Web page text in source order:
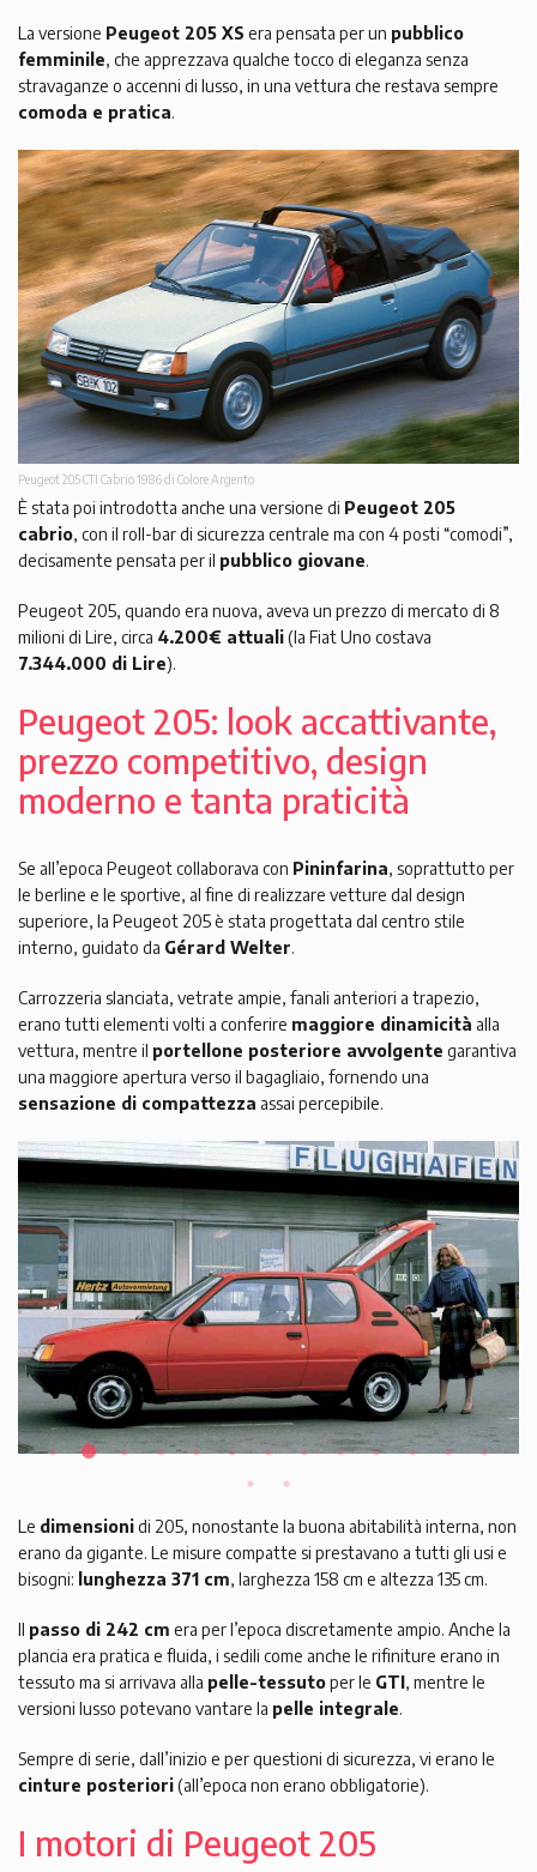
La versione Peugeot 205 XS era pensata per un pubblico
femminile, che apprezzava qualche tocco di eleganza senza
stravaganze o accenni di lusso, in una vettura che restava sempre
comoda e pratica.
Peugeot 205 CTI Cabrio 1986 di Colore Argento
È stata poi introdotta anche una versione di Peugeot 205
cabrio, con il roll-bar di sicurezza centrale ma con 4 posti “comodi”,
decisamente pensata per il pubblico giovane.
Peugeot 205, quando era nuova, aveva un prezzo di mercato di 8
milioni di Lire, circa 4.200€ attuali(la Fiat Uno costava
7.344.000 di Lire).
Peugeot 205: look accattivante,
prezzo competitivo, design
moderno e tanta praticità
Se all’epoca Peugeot collaborava con Pininfarina, soprattutto per
le berline e le sportive, al fine di realizzare vetture dal design
superiore, la Peugeot 205 è stata progettata dal centro stile
interno, guidato da Gérard Welter.
Carrozzeria slanciata, vetrate ampie, fanali anteriori a trapezio,
erano tutti elementi volti a conferire maggiore dinamicità alla
vettura, mentre il portellone posteriore avvolgente garantiva
una maggiore apertura verso il bagagliaio, fornendo una
sensazione di compattezza assai percepibile.
Le dimensionidi 205, nonostante la buona abitabilità interna, non
erano da gigante. Le misure compatte si prestavano a tutti gli usi e
bisogni: lunghezza 371 cm, larghezza 158 cm e altezza 135 cm.
Il passo di 242 cm era per l’epoca discretamente ampio. Anche la
plancia era pratica e fluida, i sedili come anche le rifiniture erano in
tessuto ma si arrivava alla pelle-tessutoper le GTI, mentre le
versioni lusso potevano vantare la pelle integrale.
Sempre di serie, dall’inizio e per questioni di sicurezza, vi erano le
cinture posteriori(all’epoca non erano obbligatorie).
I motori di Peugeot 205